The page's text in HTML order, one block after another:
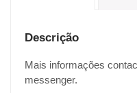
Descrição
Mais informações
messenger.